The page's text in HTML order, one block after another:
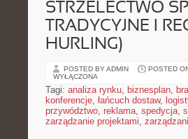
STRZELECTWO
TRADYCYJNE I
HURLING)
POSTED BY ADMIN POSTED
WYŁĄCZONA
Tagi: analiza rynku, biznesplan,
konferencje, łańcuch dostaw,
przywództwo, reklama, spedycja,
zarządzanie projektami,